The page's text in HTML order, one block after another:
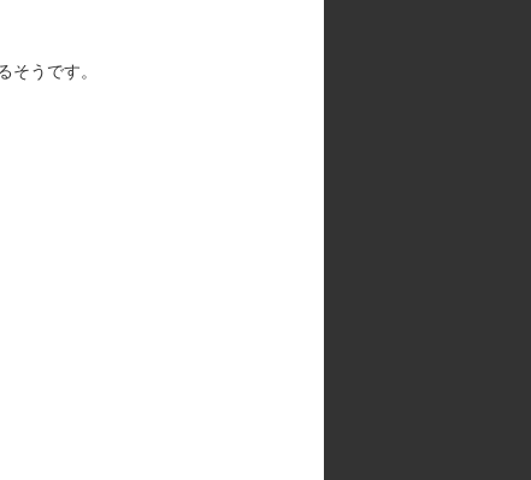
そうです。